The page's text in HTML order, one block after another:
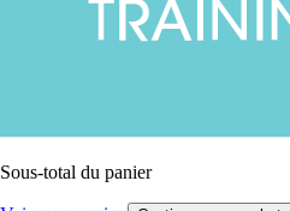
Sous-total du panier